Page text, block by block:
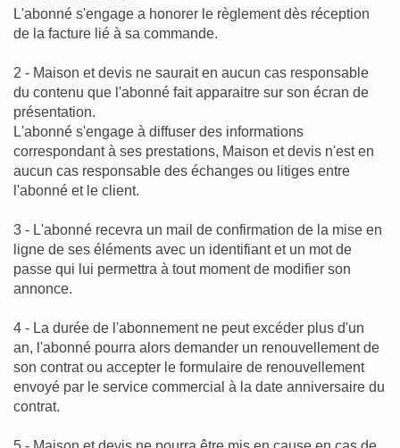
L'abonné s'engage a honorer le règlement dès réception
de la facture lié à sa commande.
2 - Maison et devis ne saurait en aucun cas responsable
du contenu que l'abonné fait apparaitre sur son écran de
présentation.
L'abonné s'engage à diffuser des informations
correspondant à ses prestations, Maison et devis n'est en
aucun cas responsable des échanges ou litiges entre
l'abonné et le client.
3 - L'abonné recevra un mail de confirmation de la mise en
ligne de ses éléments avec un identifiant et un mot de
passe qui lui permettra à tout moment de modifier son
annonce.
4 - La durée de l'abonnement ne peut excéder plus d'un
an, l'abonné pourra alors demander un renouvellement de
son contrat ou accepter le formulaire de renouvellement
envoyé par le service commercial à la date anniversaire du
contrat.